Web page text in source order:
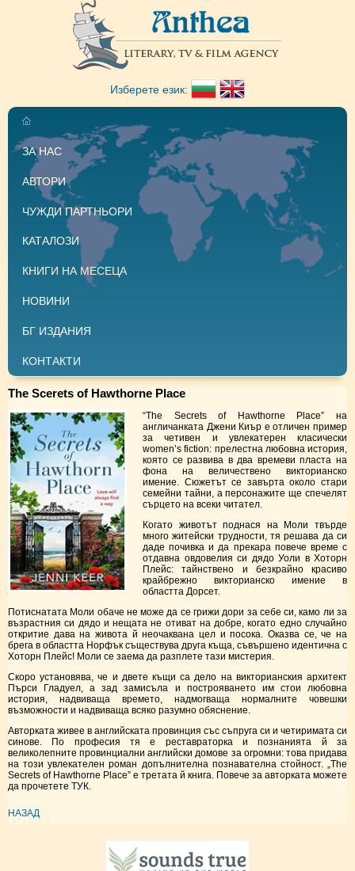
Изберете език:
ЗА НАС
АВТОРИ
ЧУЖДИ ПАРТНЬОРИ
КАТАЛОЗИ
КНИГИ НА МЕСЕЦА
НОВИНИ
БГ ИЗДАНИЯ
КОНТАКТИ
The Scerets of Hawthorne Place
“The Secrets of Hawthorne Place” на
англичанката Джени Киър е отличен пример
за четивен и увлекатерен класически
women’s fiction: прелестна любовна история,
която се развива в два времеви пласта на
фона на величествено викторианско
имение. Сюжетът се завърта около стари
семейни тайни, а персонажите ще спечелят
сърцето на всеки читател.
Когато животът поднася на Моли твърде
много житейски трудности, тя решава да си
даде почивка и да прекара повече време с
отдавна овдовелия си дядо Уоли в Хоторн
Плейс: тайнствено и безкрайно красиво
крайбрежно викторианско имение в
областта Дорсет.
Потиснатата Моли обаче не може да се грижи дори за себе си, камо ли за
възрастния си дядо и нещата не отиват на добре, когато едно случайно
откритие дава на живота й неочаквана цел и посока. Оказва се, че на
брега в областта Норфък съществува друга къща, съвършено идентична с
Хоторн Плейс! Моли се заема да разплете тази мистерия.
Скоро установява, че и двете къщи са дело на викторианския архитект
Пърси Гладуел, а зад замисъла и построяването им стои любовна
история, надвиваща времето, надмогваща нормалните човешки
възможности и надвиваща всяко разумно обяснение.
Авторката живее в английската провинция със съпруга си и четиримата си
синове. По професия тя е реставраторка и познанията й за
великолепните провинциални английски домове за огромни: това придава
на този увлекателен роман допълнителна познавателна стойност. „The
Secrets of Hawthorne Place” е третата й книга. Повече за авторката можете
да прочетете ТУК.
НАЗАД